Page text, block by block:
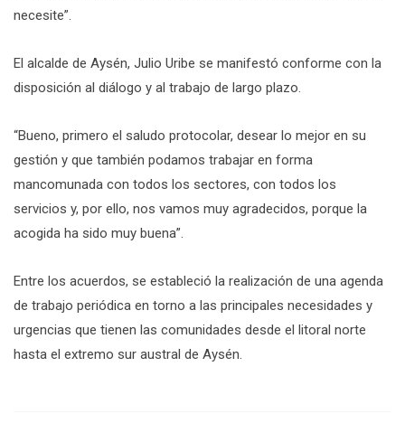
necesite”.
El alcalde de Aysén, Julio Uribe se manifestó conforme con la
disposición al diálogo y al trabajo de largo plazo.
“Bueno, primero el saludo protocolar, desear lo mejor en su
gestión y que también podamos trabajar en forma
mancomunada con todos los sectores, con todos los
servicios y, por ello, nos vamos muy agradecidos, porque la
acogida ha sido muy buena”.
Entre los acuerdos, se estableció la realización de una agenda
de trabajo periódica en torno a las principales necesidades y
urgencias que tienen las comunidades desde el litoral norte
hasta el extremo sur austral de Aysén.